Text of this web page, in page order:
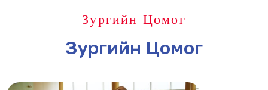
Зургийн Цомог
Зургийн Цомог